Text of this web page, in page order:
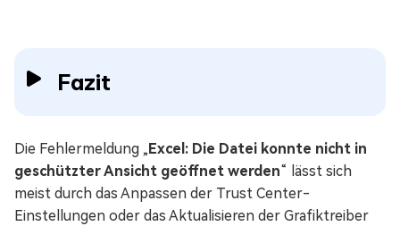
Fazit
Die Fehlermeldung „ Excel: Die Datei konnte nicht in
geschützter Ansicht geöffnet werden“ lässt sich
meist durch das Anpassen der Trust Center-
Einstellungen oder das Aktualisieren der Grafiktreiber